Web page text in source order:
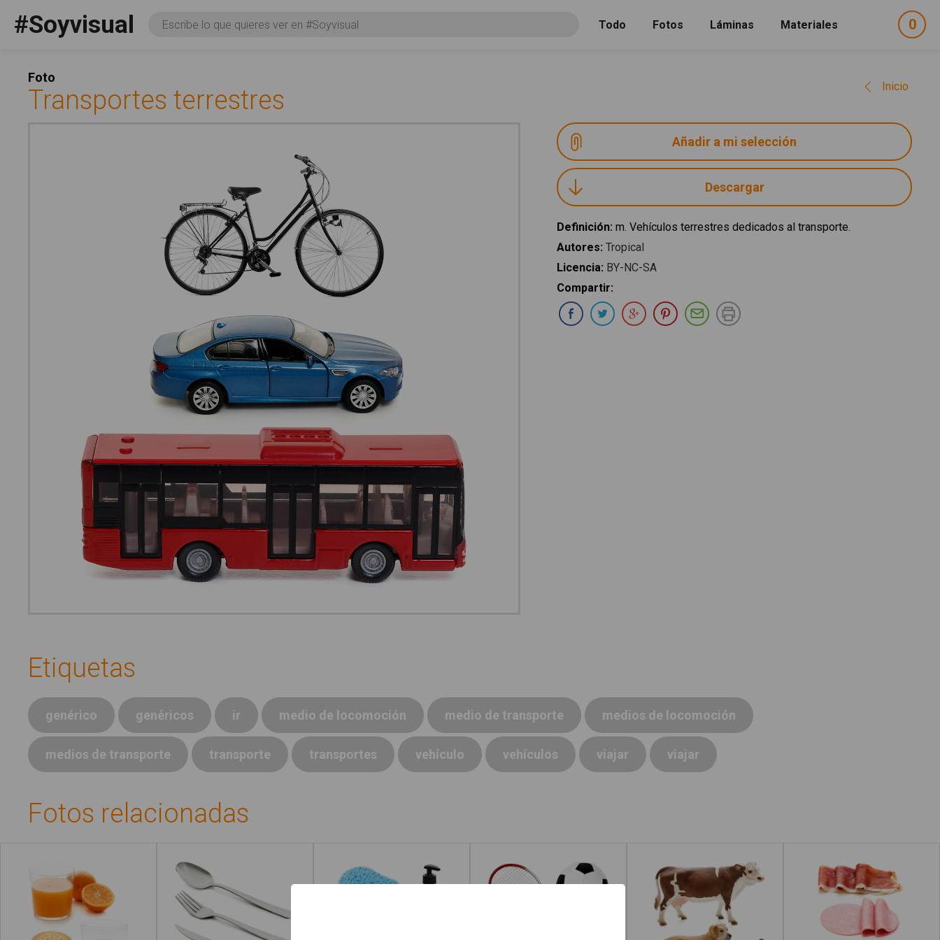
#Soyvisual Consulta Todo Fotos Láminas Materiales 0
Foto
Inicio
Transportes terrestres
Descargar
Definición: m. Vehículos terrestres dedicados al transporte.
Autores: Tropical
Licencia: BY-NC-SA
Compartir:
Compartir en Facebook
Compartir en Twitter
Compartir en Google Plus
Compartir en Pinterest
Compartir por E-mail
Etiquetas
genérico genéricos ir medio de locomoción medio de transporte medios de locomoción
medios de transporte transporte transportes vehículo vehículos viajar viajar
Fotos relacionadas
Cubiertos Higiene personal Deportes Animales domésticos Embutidos
Social
FacebookYouTubeTwitter
Menú principal
Qué es #Soyvisual